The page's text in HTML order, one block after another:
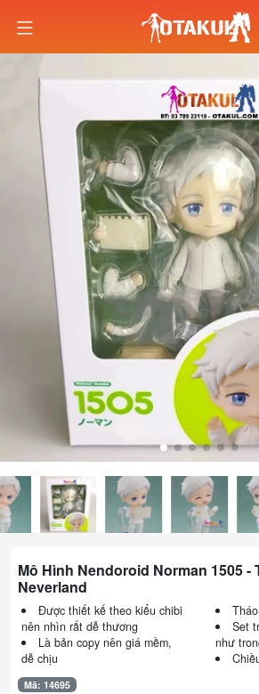
Mô Hình Nendoroid Norman 1505 -
Neverland
Được thiết kế theo kiểu chibi
nên nhìn rất dễ thương
Là bản copy nên giá mềm,
dễ chịu
Set
như
Mã: 14695